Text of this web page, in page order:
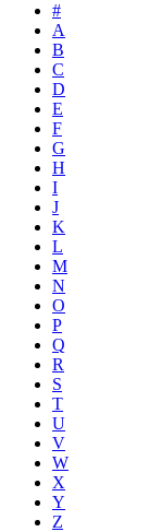
#
A
B
C
D
E
F
G
H
I
J
K
L
M
N
O
P
Q
R
S
T
U
V
W
X
Y
Z